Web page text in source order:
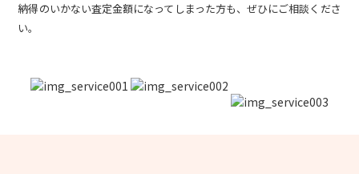
納得のいかない査定金額になってしまった方も、ぜひにご相談くださ
い。